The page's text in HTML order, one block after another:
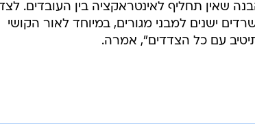
שאין תחליף לאינטראקציה בין העובדים.
ישנים למבני מגורים, במיוחד לאור הקושי
עם כל הצדדים", אמרה.